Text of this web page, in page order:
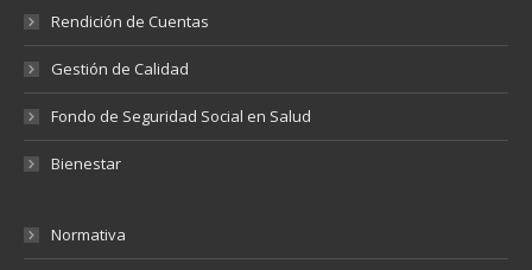
Rendición de Cuentas
Gestión de Calidad
Fondo de Seguridad Social en Salud
Bienestar
Normativa